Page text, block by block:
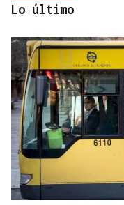
CATEGORÍA SUB-10
Soares, del Club
Nacional de rápidas
Lo último